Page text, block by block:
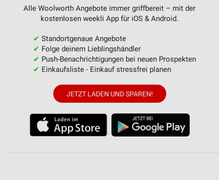
Alle Woolworth Angebote immer griffbereit – mit der
kostenlosen weekli App für iOS & Android.
✔ Standortgenaue Angebote
✔ Folge deinem Lieblingshändler
✔ Push-Benachrichtigungen bei neuen Prospekten
✔ Einkaufsliste - Einkauf stressfrei planen
JETZT LADEN UND SPAREN!